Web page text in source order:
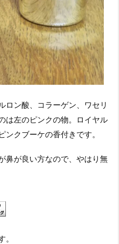
ロン酸、コラーゲン、ワセリ
は左のピンクの物。ロイヤル
クブーケの香付きです。
鼻が良い方なので、やはり無